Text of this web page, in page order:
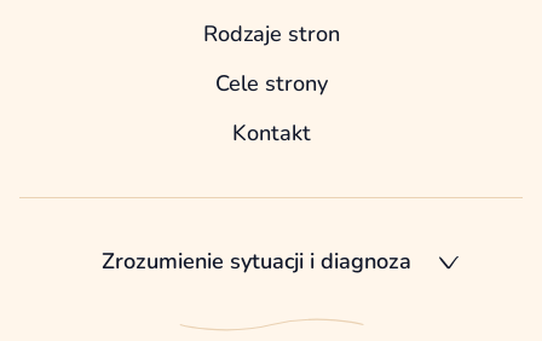
Rodzaje stron
Cele strony
Kontakt
Zrozumienie sytuacji i diagnoza